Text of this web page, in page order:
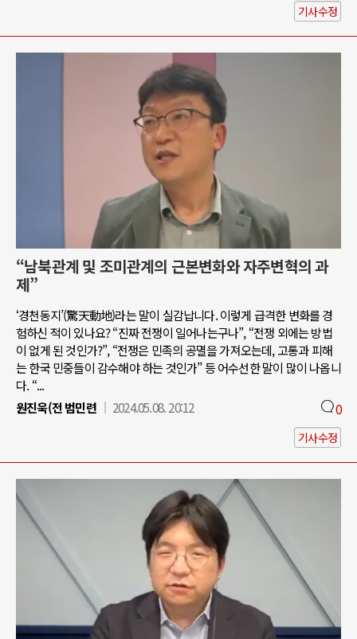
기사수정
“남북관계 및 조미관계의 근본변화와 자주변혁의 과
제”
‘경천동지’(驚天動地)라는 말이 실감납니다. 이렇게 급격한 변화를 경
험하신 적이 있나요? “진짜 전쟁이 일어나는구나”, “전쟁 외에는 방법
이 없게 된 것인가?”, “전쟁은 민족의 공멸을 가져오는데, 고통과 피해
는 한국 민중들이 감수해야 하는 것인가” 등 어수선한 말이 많이 나옵니
다. “...
원진욱(전 범민련
2024.05.08. 20:12 0
기사수정